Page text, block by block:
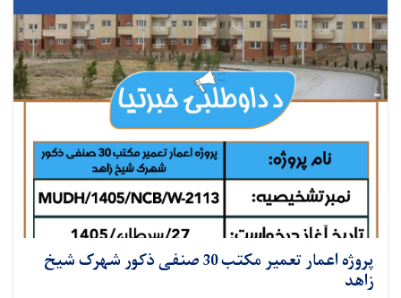
پروژه اعمار تعمیر مکتب 30 صنفی ذکور شهرک شیخ
زاهد